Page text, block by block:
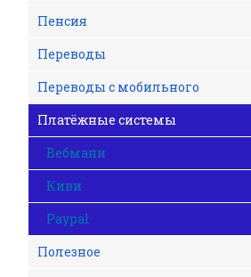
Пенсия
Переводы
Переводы с мобильного
Платёжные системы
Вебмани
Киви
Рaypal
Полезное